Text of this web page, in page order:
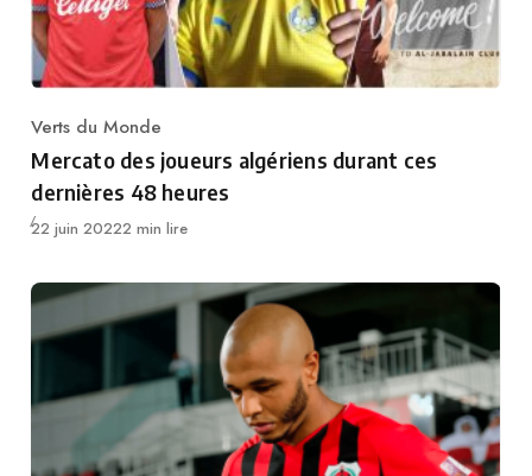
Category
Verts du Monde
Mercato des joueurs algériens durant ces
dernières 48 heures
Publié
22 juin 20222 min lire